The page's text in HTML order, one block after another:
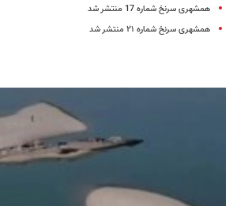
همشهری سرنخ شماره 17 منتشر شد
همشهری سرنخ شماره ۲۱ منتشر شد